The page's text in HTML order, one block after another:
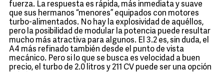
fuerza. La respuesta es rápida, más inmediata y suave
que sus hermanos “menores” equipados con motores
turbo-alimentados. No hay la explosividad de aquéllos,
pero la posibilidad de modular la potencia puede resultar
mucho más atractiva para algunos. El 3.2 es, sin duda, el
A4 más refinado también desde el punto de vista
mecánico. Pero si lo que se busca es velocidad a buen
precio, el turbo de 2.0 litros y 211 CV puede ser una opción